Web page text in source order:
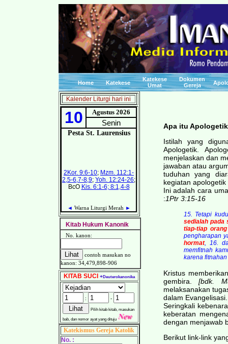
Home Katekese
Katekese
Umat
Dokumen
Gereja
Kalender Liturgi hari ini
Kitab Hukum Kanonik
No. kanon:
contoh masukan no
kanon: 34,479,898-906
KITAB SUCI +Deuterokanonika
: -
Pilih kitab kitab, masukan
bab, dan nomor ayat yang dituju
Katekismus Gereja Katolik
No. :
Apa itu
Istilah yang
Apologetik.
menjelaskan dan
jawaban atau
tuduhan yang
kegiatan
Ini adalah cara
:1Ptr 3:15-16
15. Tetapi
sedialah pada
tiap-tiap
pengharapan
hormat, 16.
memfitnah
karena
Kristus
gembira.
[bdk.
melaksanakan
dalam
Seringkali
keberatan
dengan menjawab
Berikut link-link